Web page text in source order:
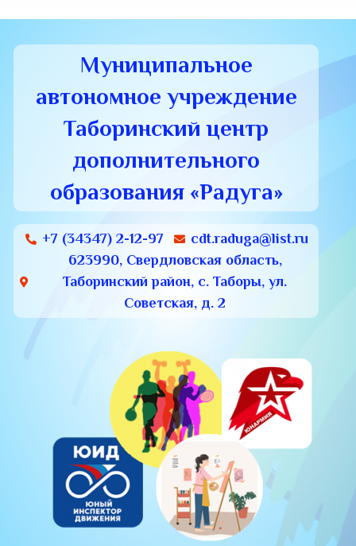
Муниципальное
автономное учреждение
Таборинский центр
дополнительного
образования «Радуга»
+7 (34347) 2-12-97
cdt.raduga@list.ru
623990, Свердловская область,
Таборинский район, с. Таборы, ул.
Советская, д. 2